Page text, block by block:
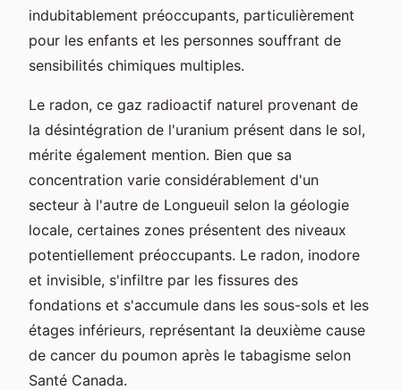
indubitablement préoccupants, particulièrement
pour les enfants et les personnes souffrant de
sensibilités chimiques multiples.
Le radon, ce gaz radioactif naturel provenant de
la désintégration de l'uranium présent dans le sol,
mérite également mention. Bien que sa
concentration varie considérablement d'un
secteur à l'autre de Longueuil selon la géologie
locale, certaines zones présentent des niveaux
potentiellement préoccupants. Le radon, inodore
et invisible, s'infiltre par les fissures des
fondations et s'accumule dans les sous-sols et les
étages inférieurs, représentant la deuxième cause
de cancer du poumon après le tabagisme selon
Santé Canada.